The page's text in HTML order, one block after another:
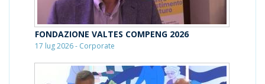
FONDAZIONE VALTES COMPENG 2026
17 lug 2026 - Corporate